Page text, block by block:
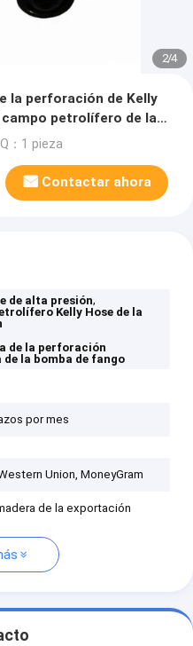
2/4
la perforación de Kelly
campo petrolífero de la
：1 pieza
Contactar ahora
de alta presión,
Kelly Hose de la
de la perforación
la bomba de fango
por mes
Union, MoneyGram
de la exportación